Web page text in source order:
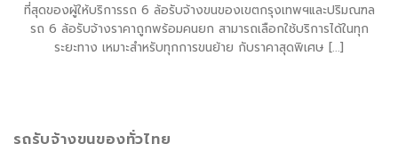
ที่สุดของผู้ให้บริการรถ 6 ล้อรับจ้างขนของเขตกรุงเทพฯและปริมณฑล
รถ 6 ล้อรับจ้างราคาถูกพร้อมคนยก สามารถเลือกใช้บริการได้ในทุก
ระยะทาง เหมาะสำหรับทุกการขนย้าย กับราคาสุดพิเศษ [...]
รถรับจ้างขนของทั่วไทย